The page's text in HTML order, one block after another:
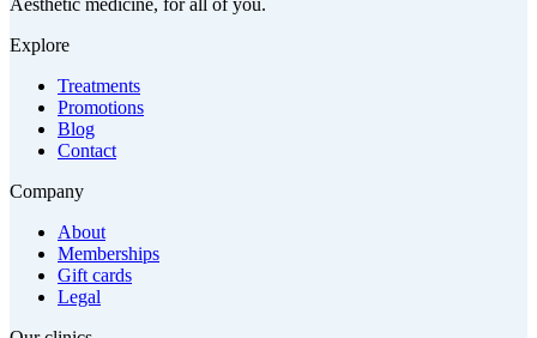
Aesthetic medicine, for all of you.
Explore
Treatments
Promotions
Blog
Contact
Company
About
Memberships
Gift cards
Legal